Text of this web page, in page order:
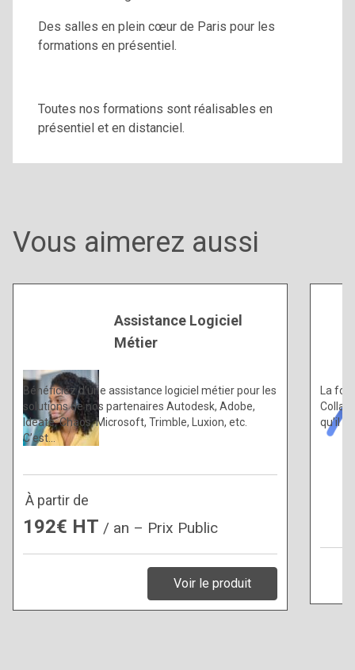
Des salles en plein cœur de Paris pour les
formations en présentiel.
Toutes nos formations sont réalisables en
présentiel et en distanciel.
Vous aimerez aussi
Assistance Logiciel
Métier
Bénéficiez d’une assistance logiciel métier pour les
solutions de nos partenaires Autodesk, Adobe,
Ideate, Chaos, Microsoft, Trimble, Luxion, etc.
C’est…
À partir de
192€ HT / an – Prix Public
Voir le produit
La
qu’il